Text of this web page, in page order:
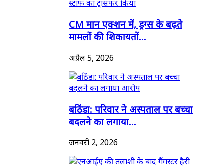
CM मान एक्शन में, ड्रग्स के बढ़ते
मामलों की शिकायतों...
अप्रैल 5, 2026
बठिंडा: परिवार ने अस्पताल पर बच्चा
बदलने का लगाया...
जनवरी 2, 2026